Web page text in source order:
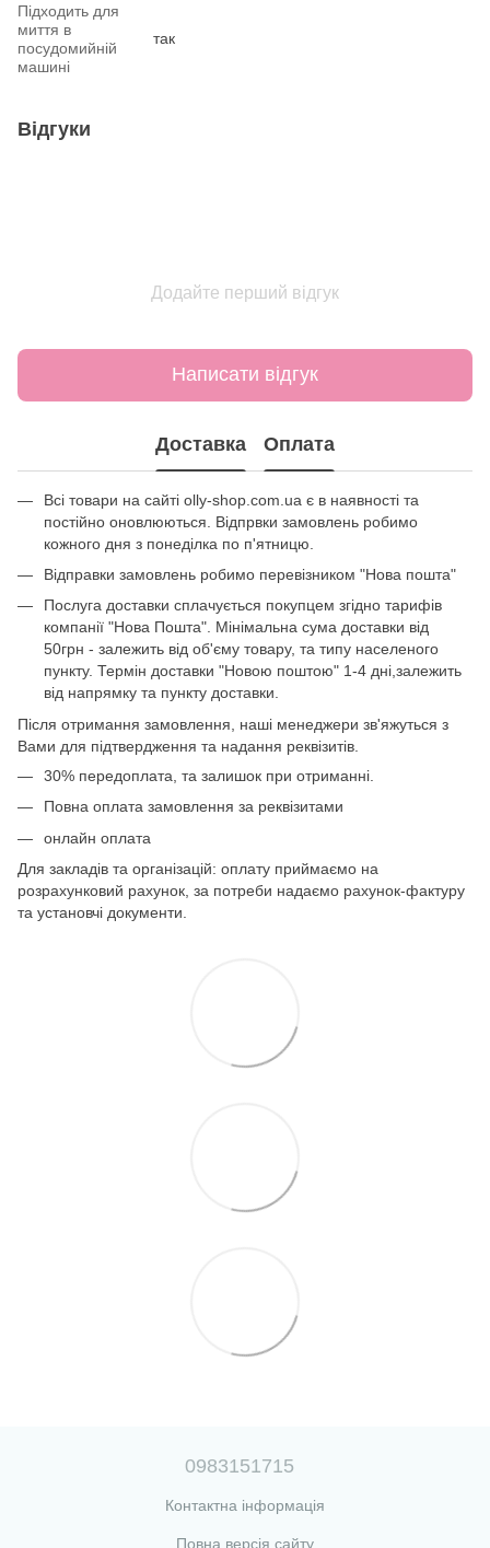
Підходить для
миття в
посудомийній
машині
так
Відгуки
Додайте перший відгук
Написати відгук
Доставка Оплата
Всі товари на сайті olly-shop.com.ua є в наявності та
постійно оновлюються. Відпрвки замовлень робимо
кожного дня з понеділка по п'ятницю.
Відправки замовлень робимо перевізником "Нова пошта"
Послуга доставки сплачується покупцем згідно тарифів
компанії "Нова Пошта". Мінімальна сума доставки від
50грн - залежить від об'єму товару, та типу населеного
пункту. Термін доставки "Новою поштою" 1-4 дні,залежить
від напрямку та пункту доставки.
Після отримання замовлення, наші менеджери зв'яжуться з
Вами для підтвердження та надання реквізитів.
30% передоплата, та залишок при отриманні.
Повна оплата замовлення за реквізитами
онлайн оплата
Для закладів та організацій: оплату приймаємо на
розрахунковий рахунок, за потреби надаємо рахунок-фактуру
та установчі документи.
0983151715
Контактна інформація
Повна версія сайту